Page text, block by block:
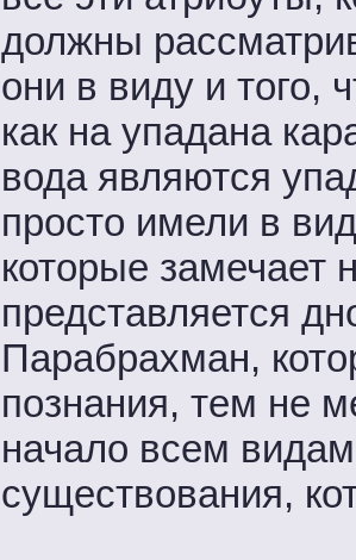
должны
они в виду и того,
как на упадана
вода являются
просто имели в
которые замечает
представляется
Парабрахман,
познания, тем не
начало всем
существования,